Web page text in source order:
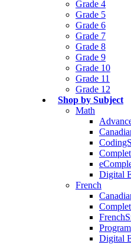
Grade 4
Grade 5
Grade 6
Grade 7
Grade 8
Grade 9
Grade 10
Grade 11
Grade 12
Shop by Subject
Math
Digital
French
Digital